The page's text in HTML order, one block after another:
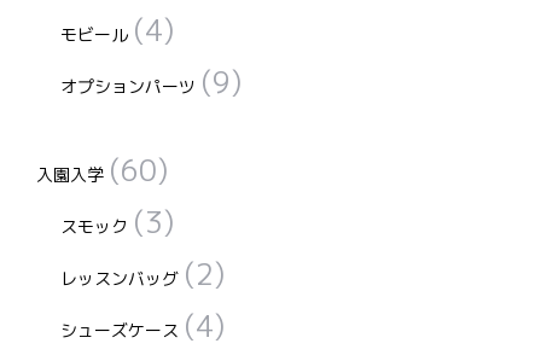
モビール (4)
オプションパーツ (9)
入園入学 (60)
スモック (3)
レッスンバッグ (2)
シューズケース (4)